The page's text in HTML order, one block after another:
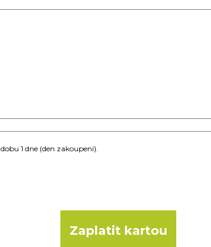
1 dne (den zakoupení).
Zaplatit kartou